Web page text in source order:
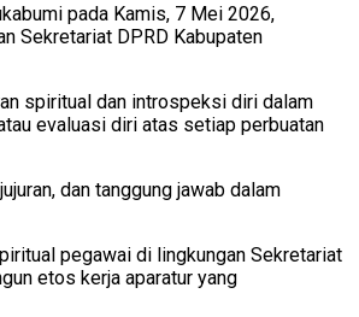
pada Kamis, 7 Mei 2026,
Sekretariat DPRD Kabupaten
spiritual dan introspeksi diri dalam
evaluasi diri atas setiap perbuatan
dan tanggung jawab dalam
pegawai di lingkungan Sekretariat
etos kerja aparatur yang